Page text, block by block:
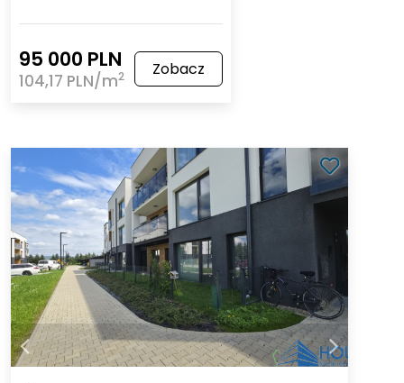
95 000 PLN
104,17 PLN/m2 Zobacz